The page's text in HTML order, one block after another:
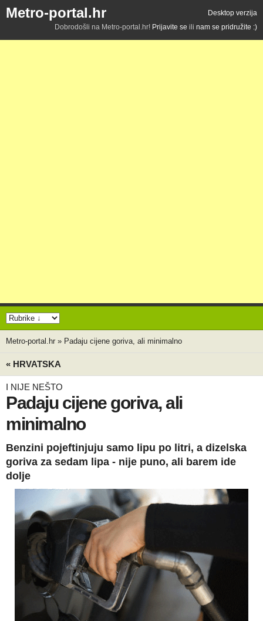
Metro-portal.hr
Desktop verzija
Dobrodošli na Metro-portal.hr! Prijavite se ili nam se pridružite :)
Metro-portal.hr » Padaju cijene goriva, ali minimalno
« HRVATSKA
I NIJE NEŠTO
Padaju cijene goriva, ali
minimalno
Benzini pojeftinjuju samo lipu po litri, a dizelska
goriva za sedam lipa - nije puno, ali barem ide
dolje